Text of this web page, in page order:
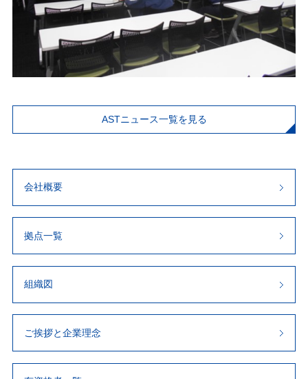
ASTニュース一覧を見る
会社概要
拠点一覧
組織図
ご挨拶と企業理念